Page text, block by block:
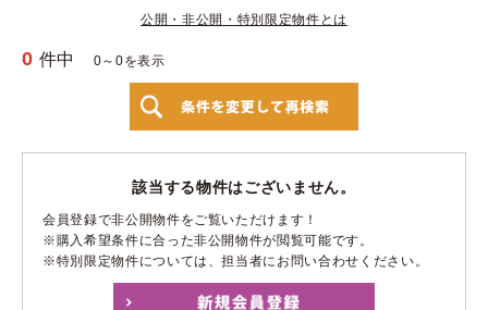
公開・非公開・特別限定物件とは
0 件中 0～0を表示
該当する物件はございません。
会員登録で非公開物件をご覧いただけます！
※購入希望条件に合った非公開物件が閲覧可能です。
※特別限定物件については、担当者にお問い合わせください。